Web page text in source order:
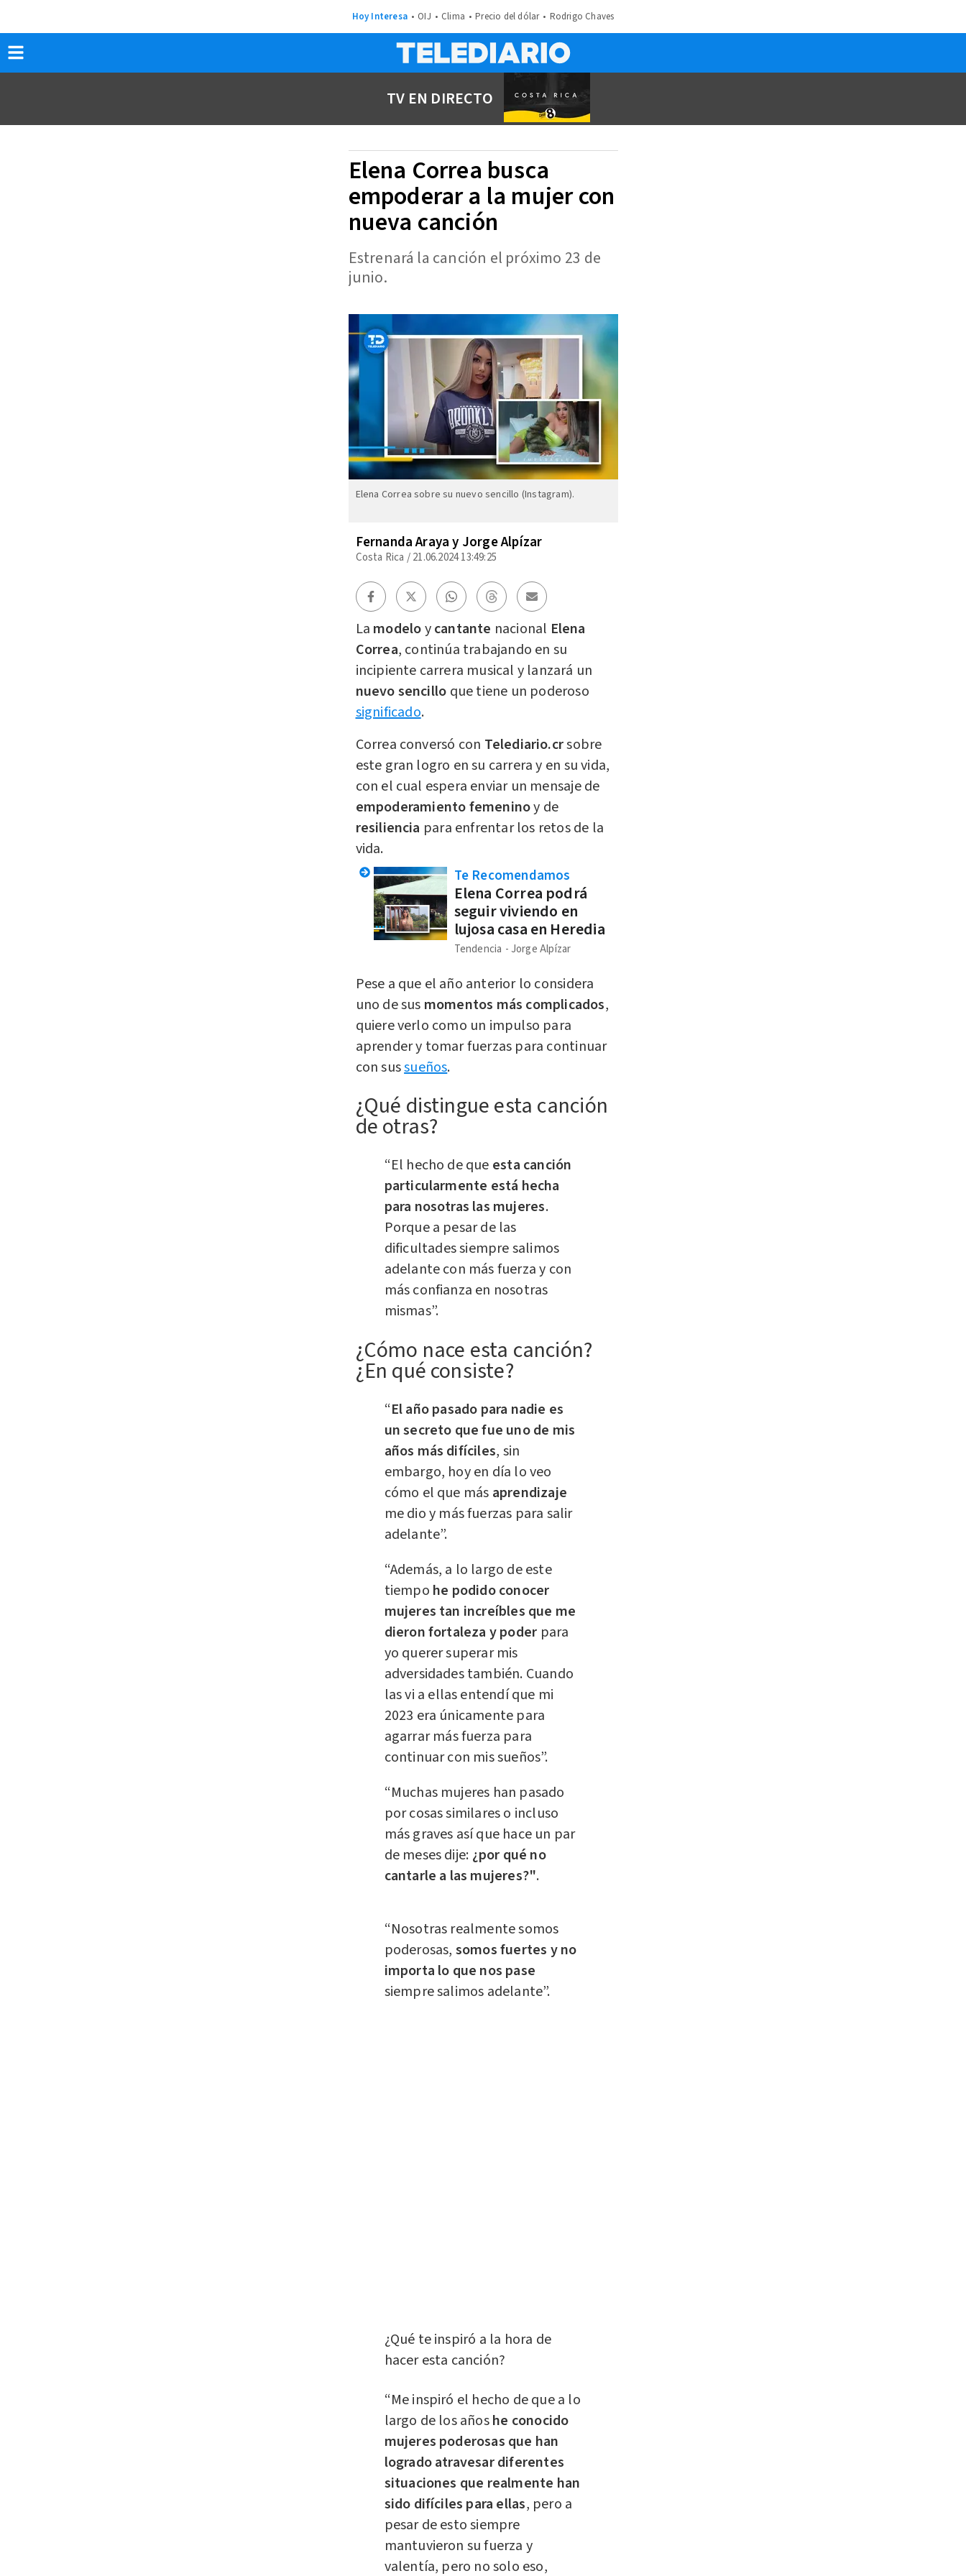
Hoy Interesa OIJ Clima Precio del dólar Rodrigo Chaves
TV EN DIRECTO
Elena Correa busca
empoderar a la mujer con
nueva canción
Estrenará la canción el próximo 23 de
junio.
Elena Correa sobre su nuevo sencillo (Instagram).
Fernanda Araya y Jorge Alpízar
Costa Rica /21.06.2024 13:49:25
La modeloycantante nacional Elena
Correa, continúa trabajando en su
incipiente carrera musical y lanzará un
nuevo sencillo que tiene un poderoso
significado.
Correa conversó con Telediario.crsobre
este gran logro en su carrera y en su vida,
con el cual espera enviar un mensaje de
empoderamientofemeninoy de
resiliencia para enfrentar los retos de la
vida.
Te Recomendamos
Elena Correa podrá
seguir viviendo en
lujosa casa en Heredia
Tendencia Jorge Alpízar
Pese a que el año anterior lo considera
uno de sus momentos más complicados,
quiere verlo como un impulso para
aprender y tomar fuerzas para continuar
con sussueños.
¿Qué distingue esta canción
de otras?
“El hecho de que esta canción
particularmente está hecha
para nosotras las mujeres.
Porque a pesar de las
dificultadessiempre salimos
adelante con más fuerza y con
más confianza en nosotras
mismas”.
¿Cómo nace esta canción?
¿En qué consiste?
“El año pasado para nadie es
un secreto que fue uno de mis
años más difíciles, sin
embargo, hoy en día lo veo
cómo el que más aprendizaje
me dio y más fuerzas para salir
adelante”.
“Además, a lo largo de este
tiempo he podido conocer
mujeres tan increíbles que me
dieron fortaleza y poder para
yo querer superar mis
adversidades también. Cuando
las vi a ellas entendí que mi
2023 era únicamente para
agarrar más fuerza para
continuar con mis sueños”.
“Muchas mujeres han pasado
por cosas similares o incluso
más graves así que hace un par
de meses dije: ¿por qué no
cantarle a las mujeres?".
“Nosotras realmente somos
poderosas, somos fuertes y no
importa lo que nos pase
siempre salimos adelante”.
¿Qué te inspiró a la hora de
hacer esta canción?
“Me inspiró el hecho de que a lo
largo de los añoshe conocido
mujeres poderosas que han
logrado atravesar diferentes
situaciones que realmente han
sido difíciles para ellas, pero a
pesar de esto siempre
mantuvieron su fuerza y
valentía, pero no solo eso,